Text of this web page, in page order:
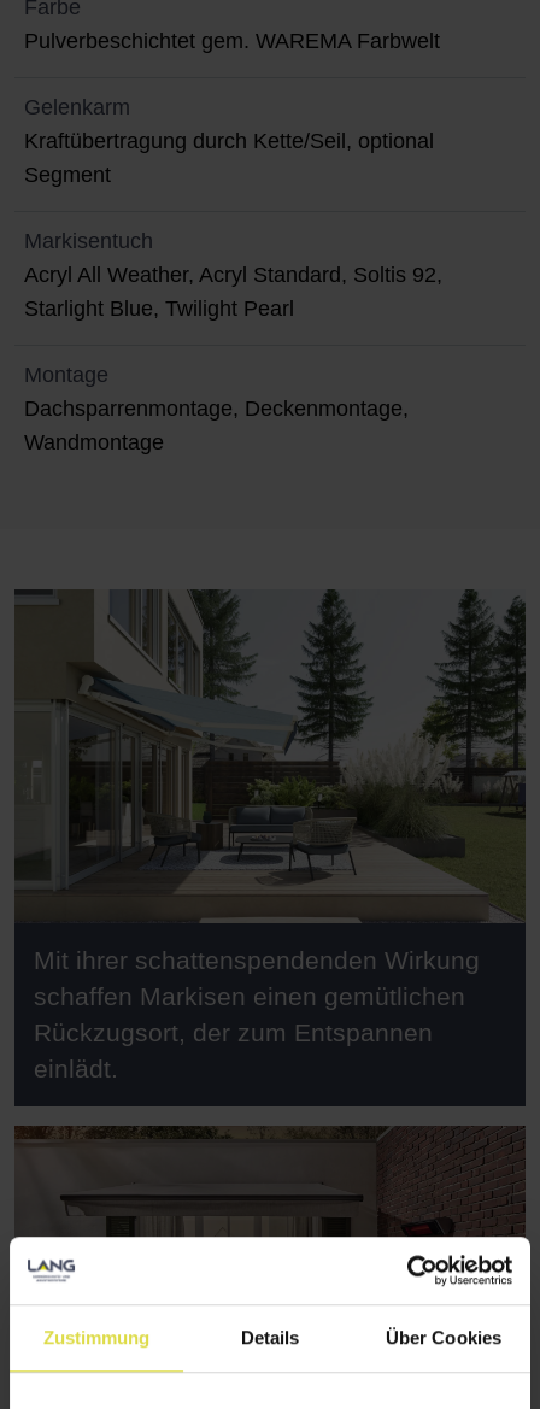
Zustimmung Details Über Cookies
Farbe
Pulverbeschichtet gem. WAREMA Farbwelt
Gelenkarm
Kraftübertragung durch Kette/Seil, optional
Segment
Markisentuch
Acryl All Weather, Acryl Standard, Soltis 92,
Starlight Blue, Twilight Pearl
Montage
Dachsparrenmontage, Deckenmontage,
Wandmontage
Mit ihrer schattenspendenden Wirkung
schaffen Markisen einen gemütlichen
Rückzugsort, der zum Entspannen
einlädt.